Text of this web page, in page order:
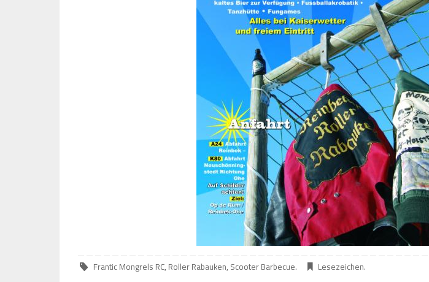
Frantic Mongrels RC, Roller Rabauken, Scooter Barbecue. Lesezeichen.